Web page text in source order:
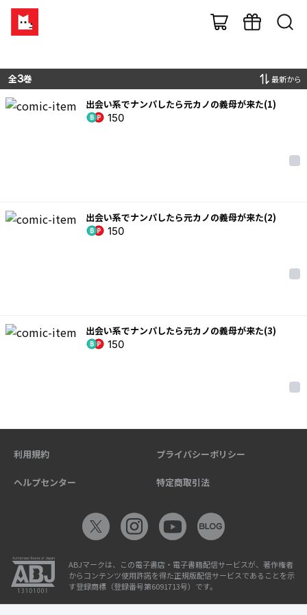
全3巻 最新から
出会い系でナンパしたら元カノの義母が来た(1)
150
出会い系でナンパしたら元カノの義母が来た(2)
150
出会い系でナンパしたら元カノの義母が来た(3)
150
利用規約 プライバシーポリシー
ヘルプセンター 特定商取引法
ABJマークは、この電子書店・電子書籍配信サービスが、著作権者
からコンテンツ使用許諾を得た正規版配信サービスであることを示
す登録商標（登録番号第6091713号）です。